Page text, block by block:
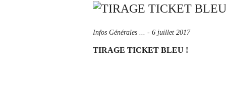
Infos Générales ... - 6 juillet 2017
TIRAGE TICKET BLEU !